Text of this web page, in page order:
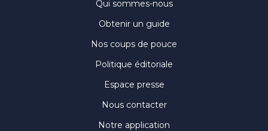
Qui sommes-nous
Obtenir un guide
Nos coups de pouce
Politique éditoriale
Espace presse
Nous contacter
Notre application